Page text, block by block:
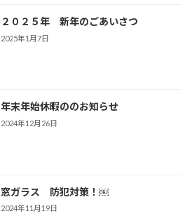
２０２５年 新年のごあいさつ
2025年1月7日
年末年始休暇ののお知らせ
2024年12月26日
窓ガラス 防犯対策！￼
2024年11月19日